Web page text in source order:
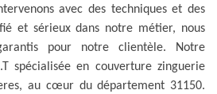
avec des techniques et des
et sérieux dans notre métier, nous
pour notre clientèle. Notre
spécialisée en couverture zinguerie
au cœur du département 31150.